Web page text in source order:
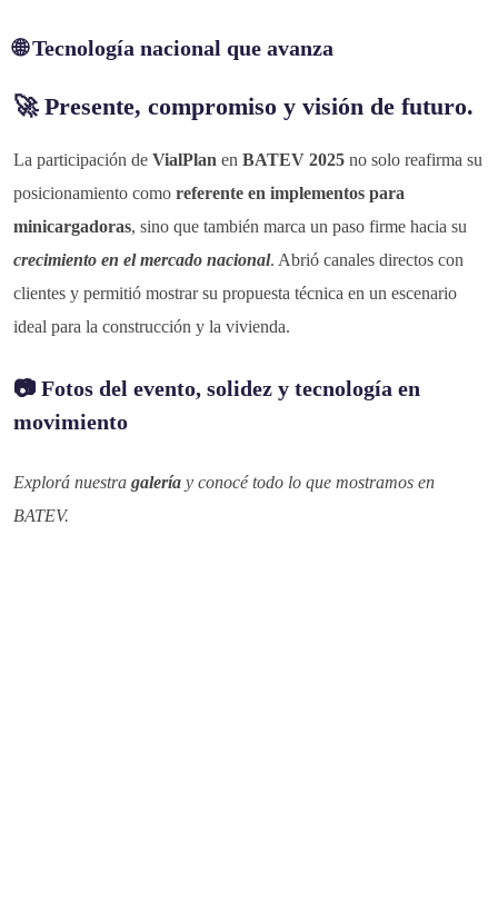
🌐Tecnología nacional que avanza
🚀 Presente, compromiso y visión de futuro.
La participación de VialPlan en BATEV 2025 no solo reafirma su
posicionamiento como referente en implementos para
minicargadoras, sino que también marca un paso firme hacia su
crecimiento en el mercado nacional. Abrió canales directos con
clientes y permitió mostrar su propuesta técnica en un escenario
ideal para la construcción y la vivienda.
📷 Fotos del evento, solidez y tecnología en
movimiento
Explorá nuestra galería y conocé todo lo que mostramos en
BATEV.